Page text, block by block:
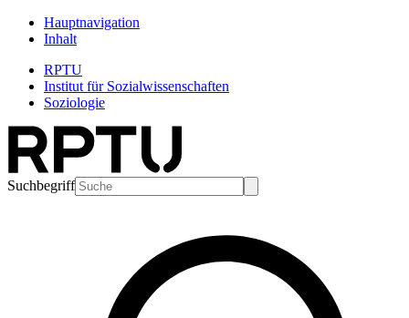
Hauptnavigation
Inhalt
RPTU
Institut für Sozialwissenschaften
Soziologie
Suchbegriff